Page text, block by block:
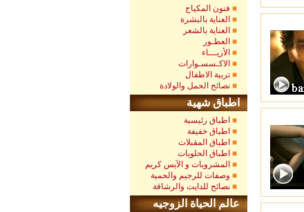
فنون المكياج
العناية بالبشرة
العناية بالشعر
العطـور
الأزيـــاء
الاكـسسـوارات
تربية الاطفال
نصائح الحمل والولادة
اطباق شهية
اطباق رئيسية
اطباق خفيفة
اطباق المقبلات
اطباق الحلويات
المشروبات و الآيس كريم
وصفات للرجيم والحمية
نصائح للدايت والرشاقة
عالم الحياة الزوجيه